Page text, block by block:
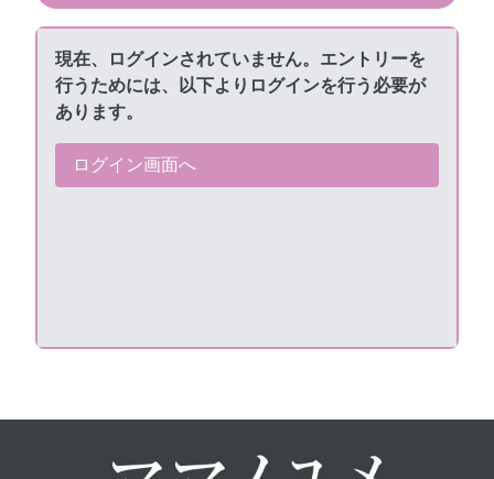
連絡事項や備考がありましたら、ご自由にご記入くだ
さい。
現在、ログインされていません。エントリーを
行うためには、以下よりログインを行う必要が
あります。
ログイン画面へ